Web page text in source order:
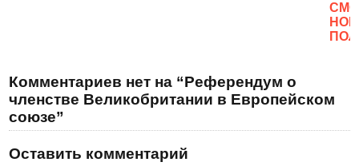
Комментариев нет на “Референдум о
членстве Великобритании в Европейском
союзе”
Оставить комментарий